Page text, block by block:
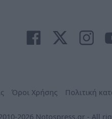
Όροι Χρήσης Πολιτική
2026 Notospress.gr - All